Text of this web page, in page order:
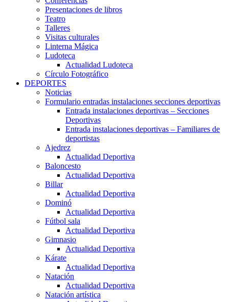
Presentaciones de libros
Teatro
Talleres
Visitas culturales
Linterna Mágica
Ludoteca
Actualidad Ludoteca
Círculo Fotográfico
DEPORTES
Noticias
Formulario entradas instalaciones secciones deportivas
Entrada instalaciones deportivas – Secciones
Deportivas
Entrada instalaciones deportivas – Familiares de
deportistas
Ajedrez
Actualidad Deportiva
Baloncesto
Actualidad Deportiva
Billar
Actualidad Deportiva
Dominó
Actualidad Deportiva
Fútbol sala
Actualidad Deportiva
Gimnasio
Actualidad Deportiva
Kárate
Actualidad Deportiva
Natación
Actualidad Deportiva
Natación artística